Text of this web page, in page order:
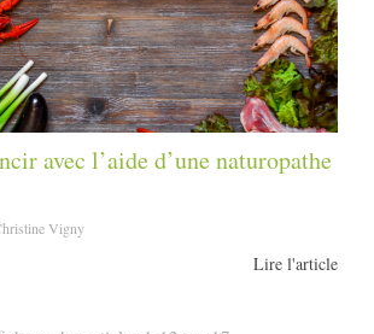
avec l’aide d’une naturopathe
Vigny
Lire l'article